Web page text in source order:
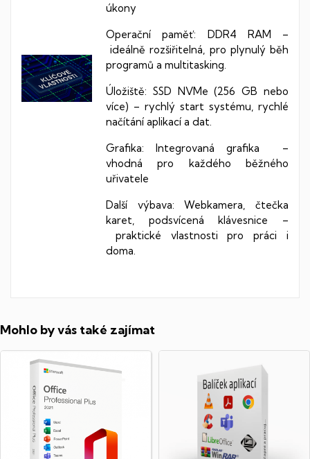
úkony
Operační paměť: DDR4 RAM –
ideálně rozšiřitelná, pro plynulý běh
programů a multitasking.
Úložiště: SSD NVMe (256 GB nebo
více) – rychlý start systému, rychlé
načítání aplikací a dat.
Grafika: Integrovaná grafika –
vhodná pro každého běžného
uřivatele
Další výbava: Webkamera, čtečka
karet, podsvícená klávesnice –
praktické vlastnosti pro práci i
doma.
Mohlo by vás také zajímat